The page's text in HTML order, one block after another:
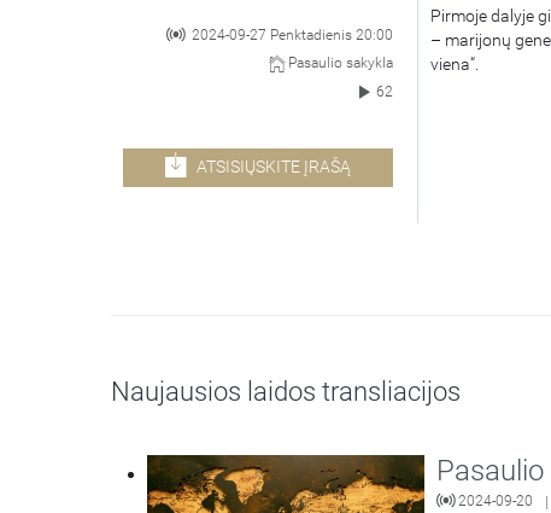
2024-09-27 Penktadienis 20:00
Pasaulio sakykla
62
ATSISIŲSKITE ĮRAŠĄ
Pirmoje dalyje
– marijonų
viena“.
Naujausios laidos transliacijos
2024-09-20 |